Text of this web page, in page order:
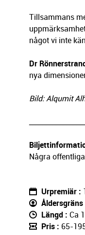
Tillsammans
något vi inte
Dr
nya
Bild: Alqumit
Några
Urpremiär
Åldersgräns
Längd
Ca
Pris
65-